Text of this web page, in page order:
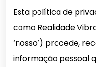
Esta política de
como Realidade
‘nosso’) procede,
informação pessoal